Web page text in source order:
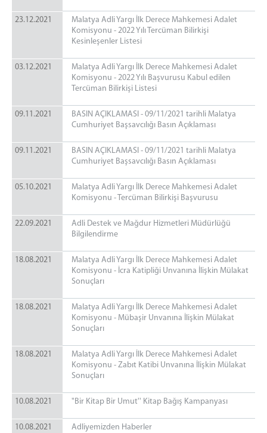
23.12.2021
Malatya Adli Yargı İlk Derece Mahkemesi Adalet
Komisyonu - 2022 Yılı Tercüman Bilirkişi
Kesinleşenler Listesi
03.12.2021
Malatya Adli Yargı İlk Derece Mahkemesi Adalet
Komisyonu - 2022 Yılı Başvurusu Kabul edilen
Tercüman Bilirkişi Listesi
09.11.2021
BASIN AÇIKLAMASI - 09/11/2021 tarihli Malatya
Cumhuriyet Başsavcılığı Basın Açıklaması
09.11.2021
BASIN AÇIKLAMASI - 09/11/2021 tarihli Malatya
Cumhuriyet Başsavcılığı Basın Açıklaması
05.10.2021
Malatya Adli Yargı İlk Derece Mahkemesi Adalet
Komisyonu - Tercüman Bilirkişi Başvurusu
22.09.2021
Adli Destek ve Mağdur Hizmetleri Müdürlüğü
Bilgilendirme
18.08.2021
Malatya Adli Yargı İlk Derece Mahkemesi Adalet
Komisyonu - İcra Katipliği Unvanına İlişkin Mülakat
Sonuçları
18.08.2021
Malatya Adli Yargı İlk Derece Mahkemesi Adalet
Komisyonu - Mübaşir Unvanına İlişkin Mülakat
Sonuçları
18.08.2021
Malatya Adli Yargı İlk Derece Mahkemesi Adalet
Komisyonu - Zabıt Katibi Unvanına İlişkin Mülakat
Sonuçları
10.08.2021 "Bir Kitap Bir Umut'' Kitap Bağış Kampanyası
10.08.2021 Adliyemizden Haberler